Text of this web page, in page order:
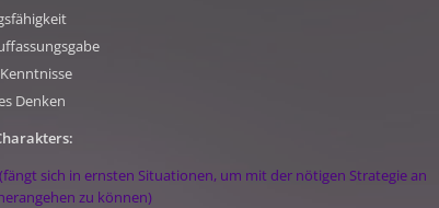
Denken
(fängt sich in ernsten Situationen, um mit der nötigen Strategie an
zu können)